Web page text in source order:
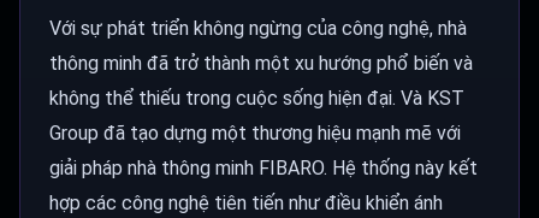
Với sự phát triển không ngừng của công nghệ, nhà
thông minh đã trở thành một xu hướng phổ biến và
không thể thiếu trong cuộc sống hiện đại. Và KST
Group đã tạo dựng một thương hiệu mạnh mẽ với
giải pháp nhà thông minh FIBARO. Hệ thống này kết
hợp các công nghệ tiên tiến như điều khiển ánh